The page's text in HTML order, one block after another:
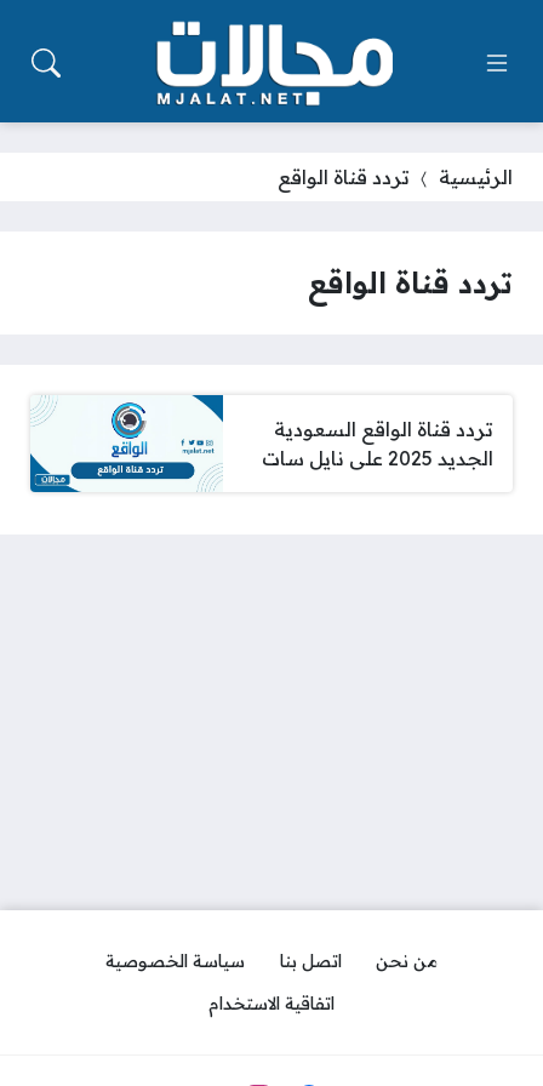
الرئيسية تردد قناة الواقع
تردد قناة الواقع
تردد قناة الواقع السعودية
الجديد 2025 على نايل سات
من نحن اتصل بنا
سياسة الخصوصية
اتفاقية الاستخدام